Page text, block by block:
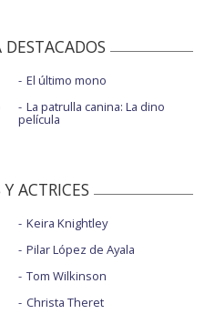
DESTACADOS
El último mono
La patrulla canina: La dino
película
ACTRICES
Keira Knightley
Pilar López de Ayala
Tom Wilkinson
Christa Theret